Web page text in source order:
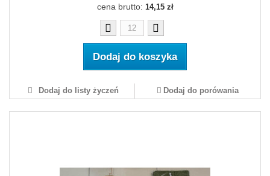
cena brutto: 14,15 zł
Dodaj do koszyka
Dodaj do listy życzeń Dodaj do porówania